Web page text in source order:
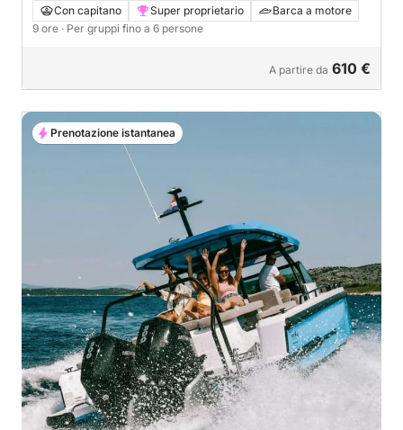
un'intera giornata.
Con capitano Super proprietario
Barca a motore
9 ore · Per gruppi fino a 6 persone
A partire da 610 €
Prenotazione istantanea